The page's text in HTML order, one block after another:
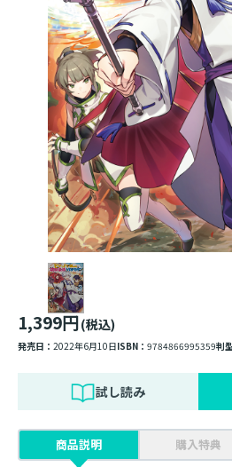
1,399円(税込)
発売日： 2022年6月10日ISBN： 9784866995359判
試し読み
商品説明 購入特典